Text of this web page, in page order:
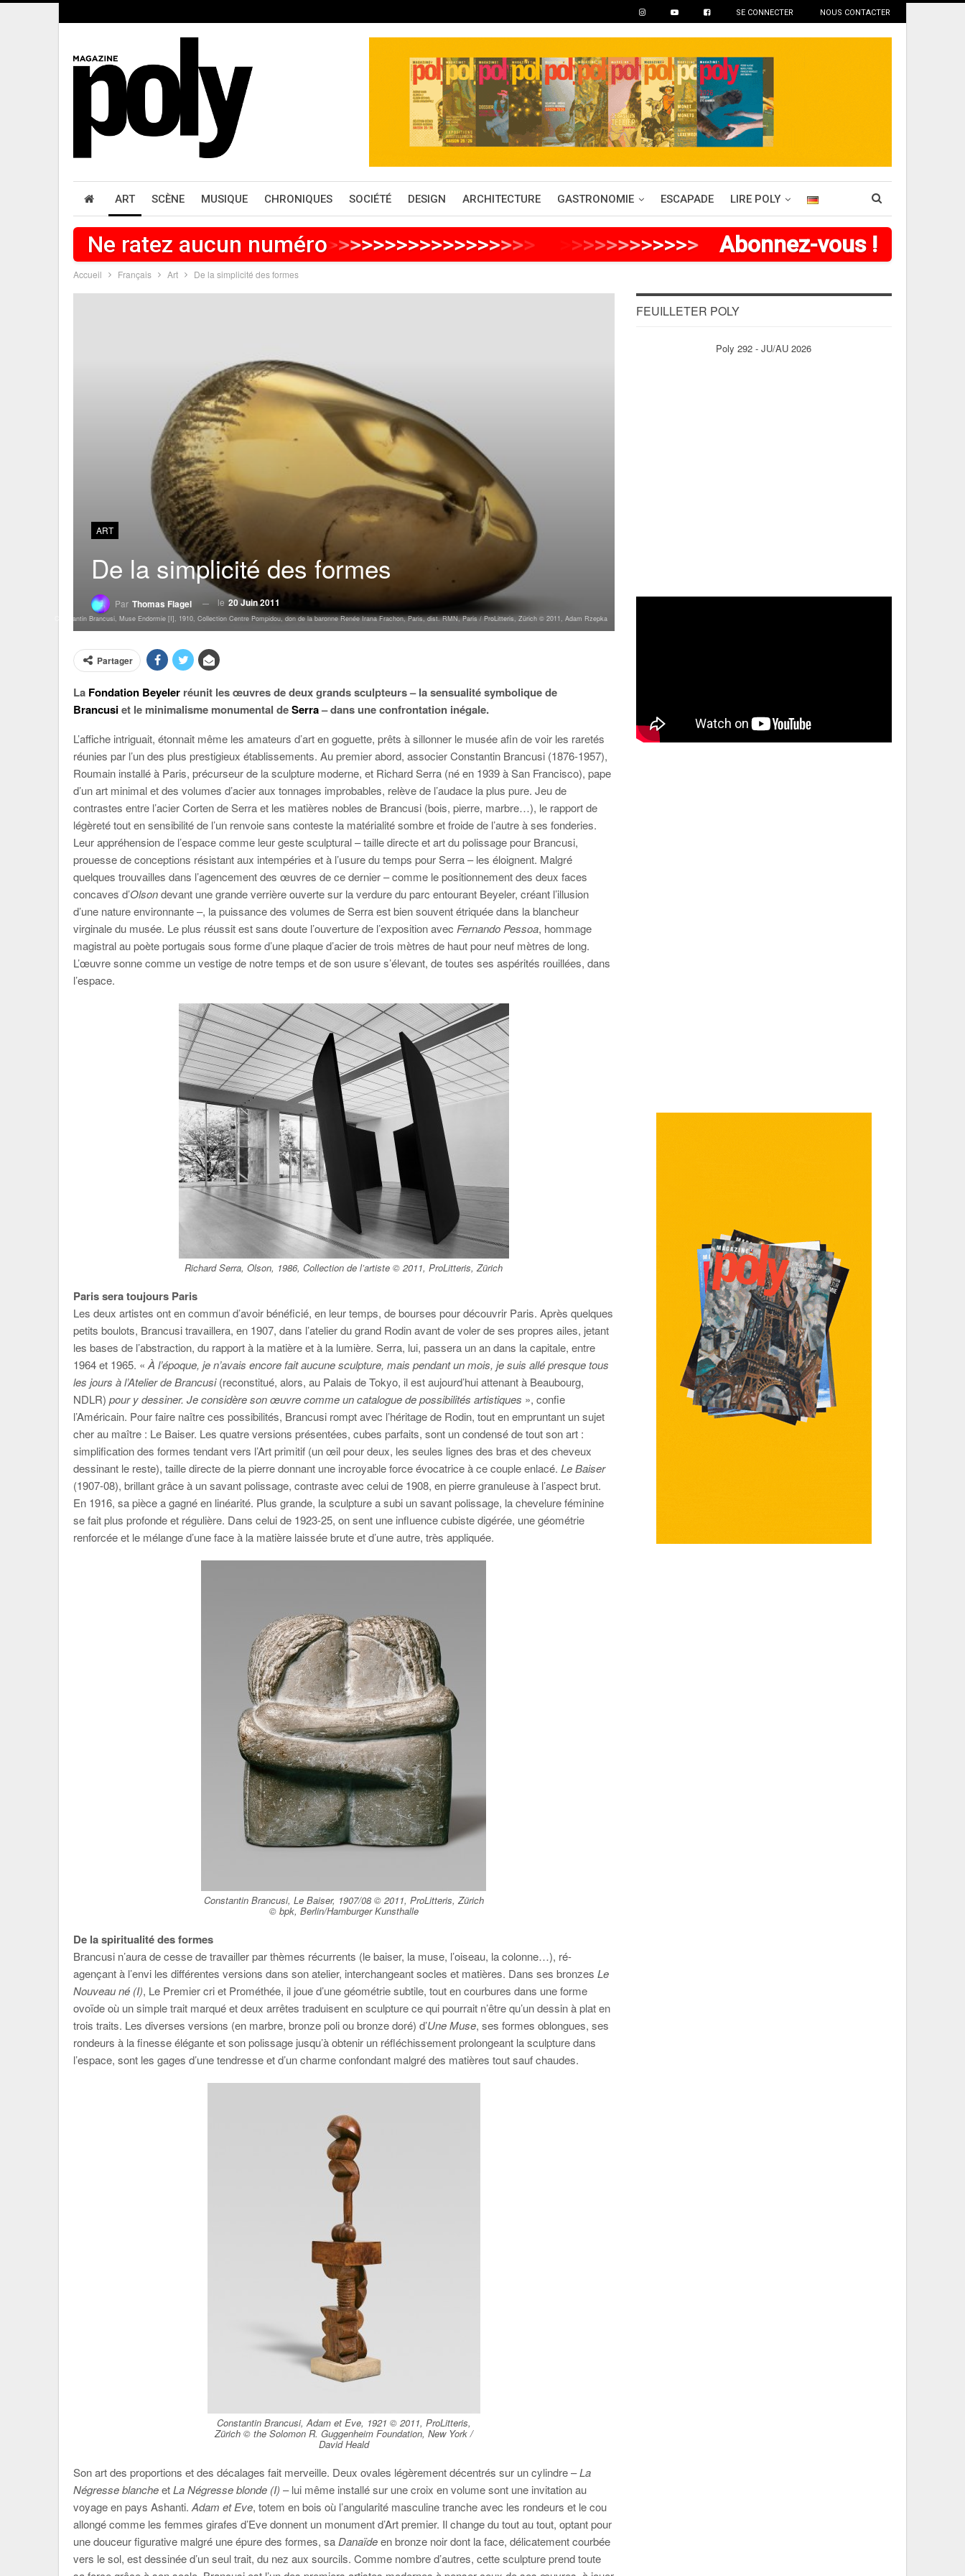
SE CONNECTER NOUS CONTACTER
ART SCÈNE MUSIQUE CHRONIQUES SOCIÉTÉ DESIGN ARCHITECTURE GASTRONOMIE ESCAPADE LIRE POLY
Ne ratez aucun numéro >>>>>>>>>>>>>>>>>> >>>>>>>>>> Abonnez-vous !
Accueil Français Art De la simplicité des formes
ART
De la simplicité des formes
Par Thomas Flagel le 20 Juin 2011
Constantin Brancusi, Muse Endormie [I], 1910, Collection Centre Pompidou, don de la baronne Renée Irana Frachon, Paris, dist. RMN, Paris / ProLitteris, Zürich © 2011, Adam Rzepka
Partager
La Fondation Beyeler réunit les œuvres de deux grands sculpteurs – la sensualité symbolique de
Brancusiet le minimalisme monumental deSerra– dans une confrontation inégale.
L’affiche intriguait, étonnait même les amateurs d’art en goguette, prêts à sillonner le musée afin de voir les raretés
réunies par l’un des plus prestigieux établissements. Au premier abord, associer Constantin Brancusi (1876-1957),
Roumain installé à Paris, précurseur de la sculpture moderne, et Richard Serra (né en 1939 à San Francisco), pape
d’un art minimal et des volumes d’acier aux tonnages improbables, relève de l’audace la plus pure. Jeu de
contrastes entre l’acier Corten de Serra et les matières nobles de Brancusi (bois, pierre, marbre…), le rapport de
légèreté tout en sensibilité de l’un renvoie sans conteste la matérialité sombre et froide de l’autre à ses fonderies.
Leur appréhension de l’espace comme leur geste sculptural – taille directe et art du polissage pour Brancusi,
prouesse de conceptions résistant aux intempéries et à l’usure du temps pour Serra – les éloignent. Malgré
quelques trouvailles dans l’agencement des œuvres de ce dernier – comme le positionnement des deux faces
concaves d’Olsondevant une grande verrière ouverte sur la verdure du parc entourant Beyeler, créant l’illusion
d’une nature environnante –, la puissance des volumes de Serra est bien souvent étriquée dans la blancheur
virginale du musée. Le plus réussit est sans doute l’ouverture de l’exposition avec Fernando Pessoa, hommage
magistral au poète portugais sous forme d’une plaque d’acier de trois mètres de haut pour neuf mètres de long.
L’œuvre sonne comme un vestige de notre temps et de son usure s’élevant, de toutes ses aspérités rouillées, dans
l’espace.
Richard Serra, Olson, 1986, Collection de l’artiste © 2011, ProLitteris, Zürich
Paris sera toujours Paris
Les deux artistes ont en commun d’avoir bénéficié, en leur temps, de bourses pour découvrir Paris. Après quelques
petits boulots, Brancusi travaillera, en 1907, dans l’atelier du grand Rodin avant de voler de ses propres ailes, jetant
les bases de l’abstraction, du rapport à la matière et à la lumière. Serra, lui, passera un an dans la capitale, entre
1964 et 1965. « À l’époque, je n’avais encore fait aucune sculpture, mais pendant un mois, je suis allé presque tous
les jours à l’Atelier de Brancusi(reconstitué, alors, au Palais de Tokyo, il est aujourd’hui attenant à Beaubourg,
NDLR) pour y dessiner. Je considère son œuvre comme un catalogue de possibilités artistiques », confie
l’Américain. Pour faire naître ces possibilités, Brancusi rompt avec l’héritage de Rodin, tout en empruntant un sujet
cher au maître : Le Baiser. Les quatre versions présentées, cubes parfaits, sont un condensé de tout son art :
simplification des formes tendant vers l’Art primitif (un œil pour deux, les seules lignes des bras et des cheveux
dessinant le reste), taille directe de la pierre donnant une incroyable force évocatrice à ce couple enlacé. Le Baiser
(1907-08), brillant grâce à un savant polissage, contraste avec celui de 1908, en pierre granuleuse à l’aspect brut.
En 1916, sa pièce a gagné en linéarité. Plus grande, la sculpture a subi un savant polissage, la chevelure féminine
se fait plus profonde et régulière. Dans celui de 1923-25, on sent une influence cubiste digérée, une géométrie
renforcée et le mélange d’une face à la matière laissée brute et d’une autre, très appliquée.
Constantin Brancusi, Le Baiser, 1907/08 © 2011, ProLitteris, Zürich
© bpk, Berlin/Hamburger Kunsthalle
De la spiritualité des formes
Brancusi n’aura de cesse de travailler par thèmes récurrents (le baiser, la muse, l’oiseau, la colonne…), ré-
agençant à l’envi les différentes versions dans son atelier, interchangeant socles et matières. Dans ses bronzes Le
Nouveau né (I), Le Premier cri et Prométhée, il joue d’une géométrie subtile, tout en courbures dans une forme
ovoïde où un simple trait marqué et deux arrêtes traduisent en sculpture ce qui pourrait n’être qu’un dessin à plat en
trois traits. Les diverses versions (en marbre, bronze poli ou bronze doré) d’Une Muse, ses formes oblongues, ses
rondeurs à la finesse élégante et son polissage jusqu’à obtenir un réfléchissement prolongeant la sculpture dans
l’espace, sont les gages d’une tendresse et d’un charme confondant malgré des matières tout sauf chaudes.
Constantin Brancusi, Adam et Eve, 1921 © 2011, ProLitteris,
Zürich © the Solomon R. Guggenheim Foundation, New York /
David Heald
Son art des proportions et des décalages fait merveille. Deux ovales légèrement décentrés sur un cylindre –La
Négresse blancheetLa Négresse blonde (I) – lui même installé sur une croix en volume sont une invitation au
voyage en pays Ashanti. Adam et Eve, totem en bois où l’angularité masculine tranche avec les rondeurs et le cou
allongé comme les femmes girafes d’Eve donnent un monument d’Art premier. Il change du tout au tout, optant pour
une douceur figurative malgré une épure des formes, sa Danaïdeen bronze noir dont la face, délicatement courbée
vers le sol, est dessinée d’un seul trait, du nez aux sourcils. Comme nombre d’autres, cette sculpture prend toute
FEUILLETER POLY
Poly 292 - JU/AU 2026